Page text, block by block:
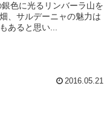
色に光るリンバーラ山を
、サルデーニャの魅力は
あると思い...
2016.05.21